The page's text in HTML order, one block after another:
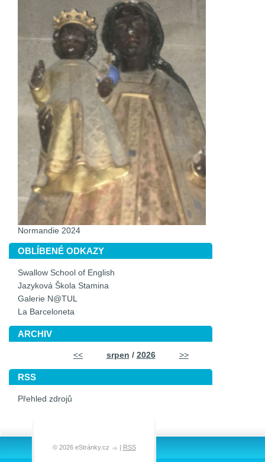
Normandie 2024
OBLÍBENÉ ODKAZY
Swallow School of English
Jazyková Škola Stamina
Galerie N@TUL
La Barceloneta
ARCHIV
<< srpen / 2026 >>
RSS
Přehled zdrojů
© 2026 eStránky.cz | RSS